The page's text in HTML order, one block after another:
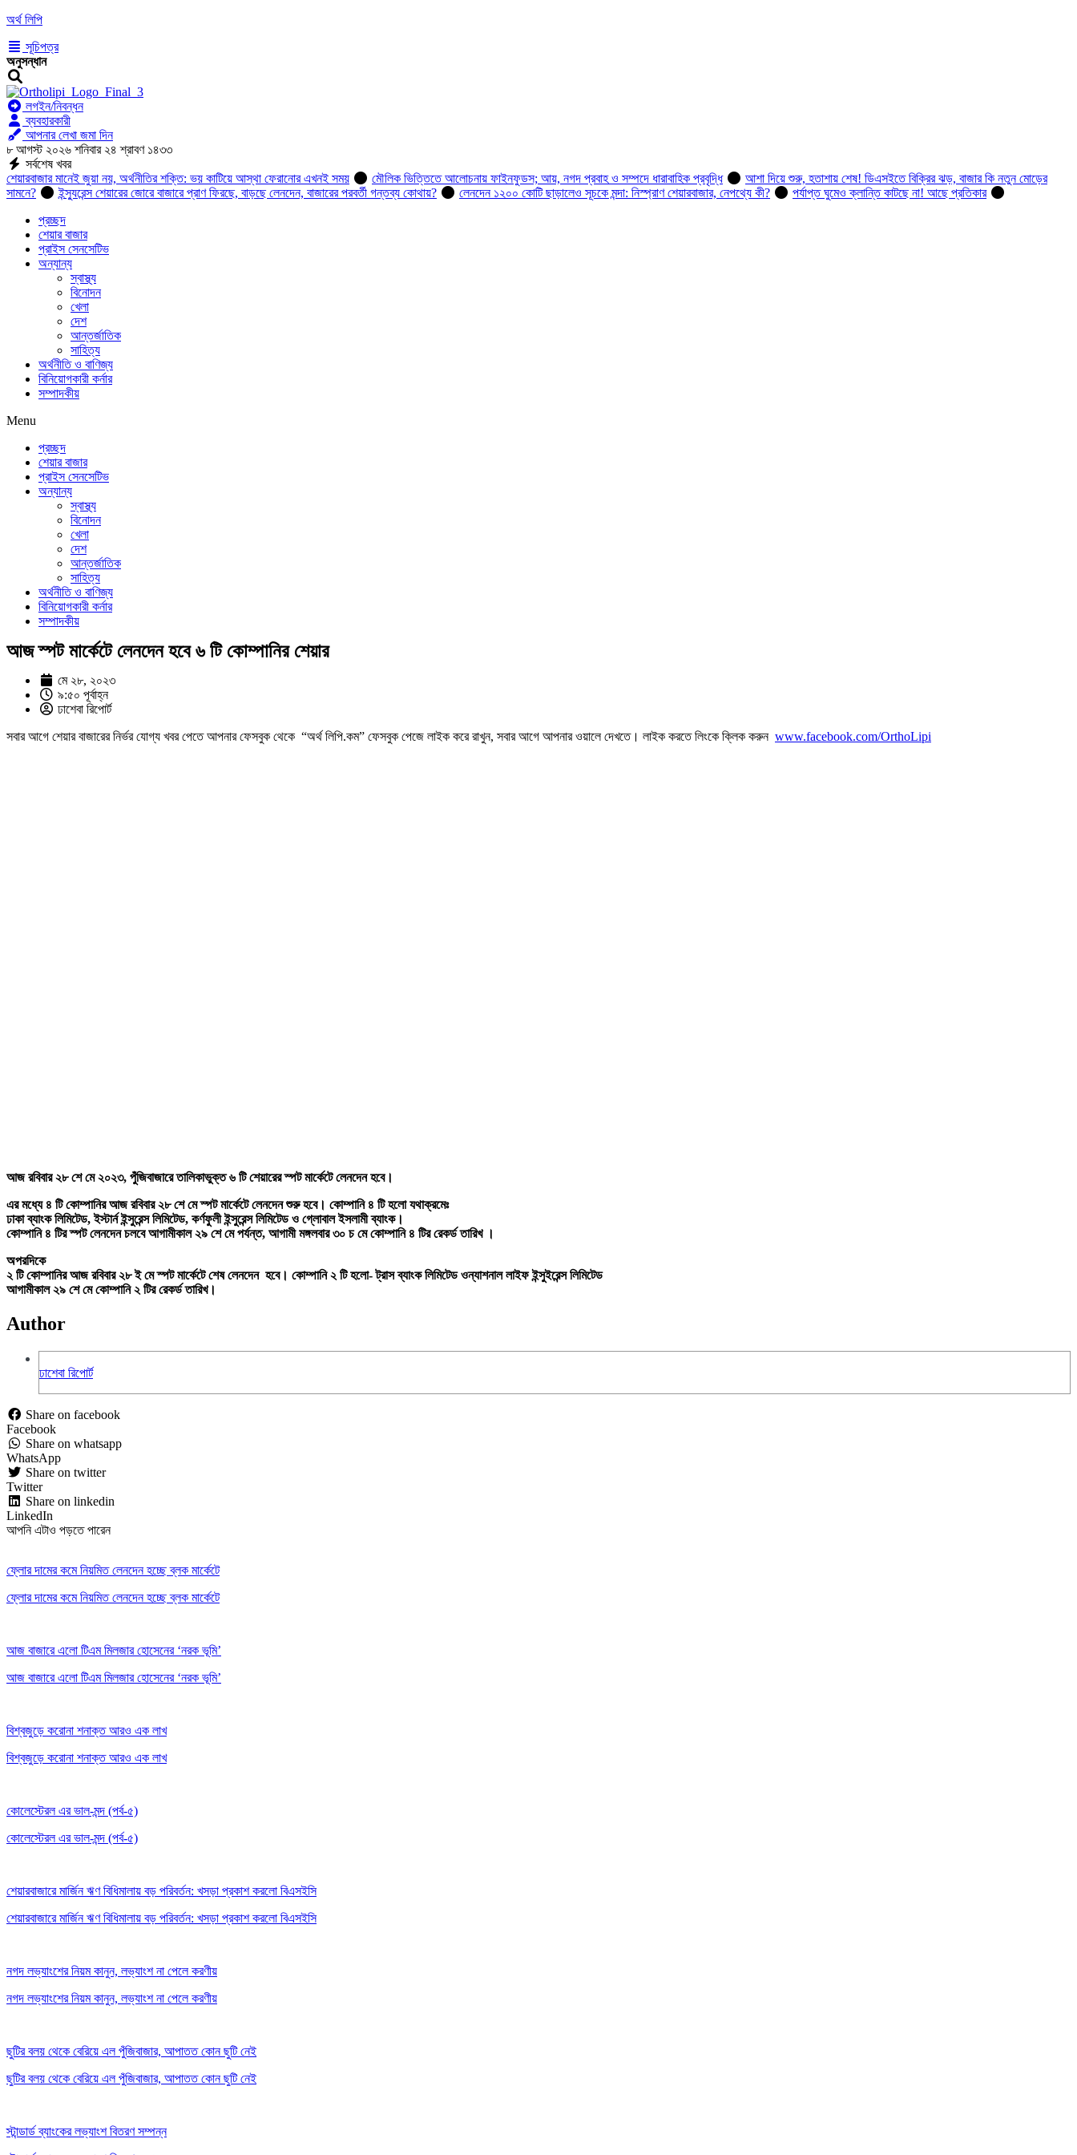
অর্থ লিপি
সূচিপত্র
অনুসন্ধান
লগইন/নিবন্ধন
ব্যবহারকারী
আপনার লেখা জমা দিন
৮ আগস্ট ২০২৬ শনিবার ২৪ শ্রাবণ ১৪৩৩
সর্বশেষ খবর
শেয়ারবাজার মানেই জুয়া নয়, অর্থনীতির শক্তি: ভয় কাটিয়ে আস্থা ফেরানোর এখনই সময়
মৌলিক ভিত্তিতে আলোচনায় ফাইনফুডস; আয়, নগদ প্রবাহ ও সম্পদে ধারাবাহিক প্রবৃদ্ধি
আশা দিয়ে শুরু, হতাশায় শেষ! ডিএসইতে বিক্রির ঝড়, বাজার কি নতুন মোড়ের
সামনে?
ইন্স্যুরেন্স শেয়ারের জোরে বাজারে প্রাণ ফিরছে, বাড়ছে লেনদেন, বাজারের পরবর্তী গন্তব্য কোথায়? লেনদেন ১২০০ কোটি ছাড়ালেও সূচকে মন্দা: নিস্প্রাণ শেয়ারবাজার, নেপথ্যে কী?
পর্যাপ্ত ঘুমেও ক্লান্তি কাটছে না! আছে প্রতিকার
প্রচ্ছদ
শেয়ার বাজার
প্রাইস সেনসেটিভ
অন্যান্য
স্বাস্থ্য
বিনোদন
খেলা
দেশ
আন্তর্জাতিক
সাহিত্য
অর্থনীতি ও বাণিজ্য
বিনিয়োগকারী কর্নার
সম্পাদকীয়
Menu
প্রচ্ছদ
শেয়ার বাজার
প্রাইস সেনসেটিভ
অন্যান্য
স্বাস্থ্য
বিনোদন
খেলা
দেশ
আন্তর্জাতিক
সাহিত্য
অর্থনীতি ও বাণিজ্য
বিনিয়োগকারী কর্নার
সম্পাদকীয়
আজ স্পট মার্কেটে লেনদেন হবে ৬ টি কোম্পানির শেয়ার
মে ২৮, ২০২৩
৯:৫০ পূর্বাহ্ন
ঢাশেবা রিপোর্ট
সবার আগে শেয়ার বাজারের নির্ভর যোগ্য খবর পেতে আপনার ফেসবুক থেকে “অর্থ লিপি.কম” ফেসবুক পেজে লাইক করে রাখুন, সবার আগে আপনার ওয়ালে দেখতে। লাইক করতে লিংকে ক্লিক করুন www.facebook.com/OrthoLipi
আজ রবিবার ২৮ শে মে ২০২৩, পুঁজিবাজারে তালিকাভুক্ত ৬ টি শেয়ারের স্পট মার্কেটে লেনদেন হবে।
এর মধ্যে ৪ টি কোম্পানির আজ রবিবার ২৮ শে মে স্পট মার্কেটে লেনদেন শুরু হবে। কোম্পানি ৪ টি হলো যথাক্রমেঃ
ঢাকা ব্যাংক লিমিটেড, ইস্টার্ন ইন্সুরেন্স লিমিটেড, কর্ণফুলী ইন্সুরেন্স লিমিটেড ও গ্লোবাল ইসলামী ব্যাংক।
কোম্পানি ৪ টির স্পট লেনদেন চলবে আগামীকাল ২৯ শে মে পর্যন্ত, আগামী মঙ্গলবার ৩০ চ মে কোম্পানি ৪ টির রেকর্ড তারিখ ।
অপরদিকে
২ টি কোম্পানির আজ রবিবার ২৮ ই মে স্পট মার্কেটে শেষ লেনদেন হবে। কোম্পানি ২ টি হলো- ট্রাস ব্যাংক লিমিটেড ওন্যাশনাল লাইফ ইন্সুইরেন্স লিমিটেড
আগামীকাল ২৯ শে মে কোম্পানি ২ টির রেকর্ড তারিখ।
Author
ঢাশেবা রিপোর্ট
Share on facebook
Facebook
Share on whatsapp
WhatsApp
Share on twitter
Twitter
Share on linkedin
LinkedIn
আপনি এটাও পড়তে পারেন
ফ্লোর দামের কমে নিয়মিত লেনদেন হচ্ছে ব্লক মার্কেটে
ফ্লোর দামের কমে নিয়মিত লেনদেন হচ্ছে ব্লক মার্কেটে
আজ বাজারে এলো টিএম মিলজার হোসেনের ‘নরক ভূমি’
আজ বাজারে এলো টিএম মিলজার হোসেনের ‘নরক ভূমি’
বিশ্বজুড়ে করোনা শনাক্ত আরও এক লাখ
বিশ্বজুড়ে করোনা শনাক্ত আরও এক লাখ
কোলেস্টেরল এর ভাল-মন্দ (পর্ব-৫)
কোলেস্টেরল এর ভাল-মন্দ (পর্ব-৫)
শেয়ারবাজারে মার্জিন ঋণ বিধিমালায় বড় পরিবর্তন: খসড়া প্রকাশ করলো বিএসইসি
শেয়ারবাজারে মার্জিন ঋণ বিধিমালায় বড় পরিবর্তন: খসড়া প্রকাশ করলো বিএসইসি
নগদ লভ্যাংশের নিয়ম কানুন, লভ্যাংশ না পেলে করণীয়
নগদ লভ্যাংশের নিয়ম কানুন, লভ্যাংশ না পেলে করণীয়
ছুটির বলয় থেকে বেরিয়ে এল পুঁজিবাজার, আপাতত কোন ছুটি নেই
ছুটির বলয় থেকে বেরিয়ে এল পুঁজিবাজার, আপাতত কোন ছুটি নেই
স্টান্ডার্ড ব্যাংকের লভ্যাংশ বিতরণ সম্পন্ন